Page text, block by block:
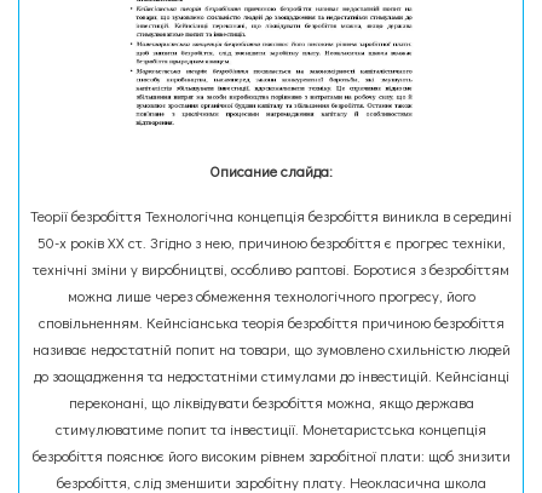
Описание слайда:
Теорії безробіття Технологічна концепція безробіття виникла в середині
50-х років XX ст. Згідно з нею, причиною безробіття є прогрес техніки,
технічні зміни у виробництві, особливо раптові. Боротися з безробіттям
можна лише через обмеження технологічного прогресу, його
сповільненням. Кейнсіанська теорія безробіття причиною безробіття
називає недостатній попит на товари, що зумовлено схильністю людей
до заощадження та недостатніми стимулами до інвестицій. Кейнсіанці
переконані, що ліквідувати безробіття можна, якщо держава
стимулюватиме попит та інвестиції. Монетаристська концепція
безробіття пояснює його високим рів­нем заробітної плати: щоб знизити
безробіття, слід зменшити заробітну плату. Неокласична школа